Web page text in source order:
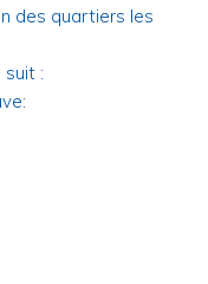
des quartiers les
: